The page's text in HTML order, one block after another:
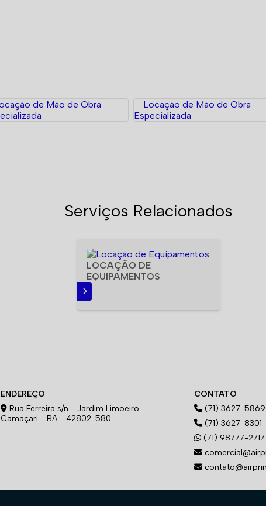
Serviços Relacionados
LOCAÇÃO DE
EQUIPAMENTOS
ENDEREÇO
Rua Ferreira s/n - Jardim Limoeiro -
Camaçari - BA - 42802-580
CONTATO
(71) 3627-5869
(71) 3627-8301
(71) 98777-2717